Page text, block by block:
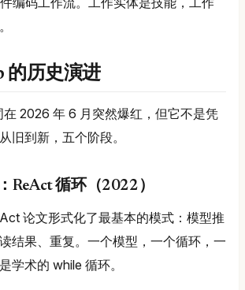
的历史演进
2026 年 6 月突然爆红，但它不是凭
旧到新，五个阶段。
ReAct 循环（2022）
论文形式化了最基本的模式：模型推
结果、重复。一个模型，一个循环，一
学术的 while 循环。